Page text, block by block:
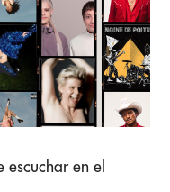
escuchar en el